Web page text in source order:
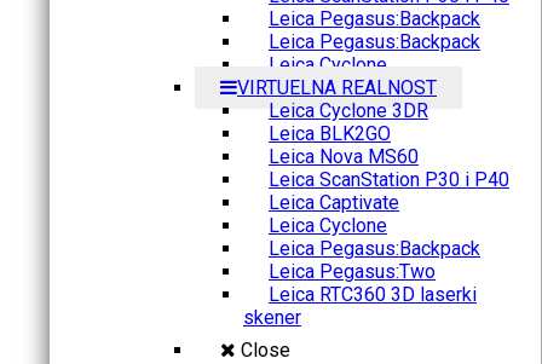
Leica Pegasus:Backpack
Leica Pegasus:Backpack
Leica Cyclone
VIRTUELNA REALNOST
Leica Cyclone 3DR
Leica BLK2GO
Leica Nova MS60
Leica ScanStation P30 i P40
Leica Captivate
Leica Cyclone
Leica Pegasus:Backpack
Leica Pegasus:Two
Leica RTC360 3D laserki
skener
Close